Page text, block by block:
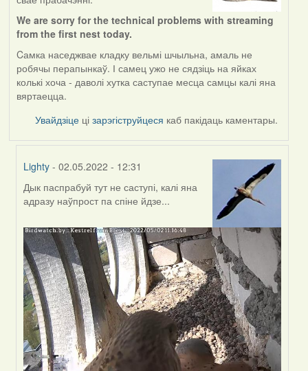
We are sorry for the technical problems with streaming
from the first nest today.
Cамка наседжвае кладку вельмі шчыльна, амаль не
робячы перапынкаў. І самец ужо не сядзіць на яйках
колькі хоча - даволі хутка саступае месца самцы калі яна
вяртаецца.
Увайдзіце цізарэгіструйцеся каб пакідаць каментары.
Lighty - 02.05.2022 - 12:31
In
reply
by
Harrier
Дык паспрабуй тут не саступі, калі яна
адразу наўпрост па спіне йдзе...